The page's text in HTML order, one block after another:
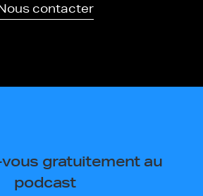
contacter
gratuitement au
podcast